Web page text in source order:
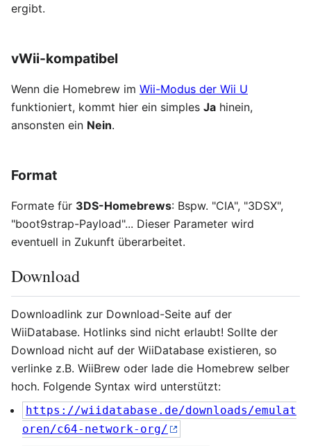
ergibt.
vWii-kompatibel
Wenn die Homebrew im Wii-Modus der Wii U
funktioniert, kommt hier ein simples Ja hinein,
ansonsten ein Nein.
Format
Formate für 3DS-Homebrews: Bspw. "CIA", "3DSX",
"boot9strap-Payload"... Dieser Parameter wird
eventuell in Zukunft überarbeitet.
Download
Downloadlink zur Download-Seite auf der
WiiDatabase. Hotlinks sind nicht erlaubt! Sollte der
Download nicht auf der WiiDatabase existieren, so
verlinke z.B. WiiBrew oder lade die Homebrew selber
hoch. Folgende Syntax wird unterstützt:
https://wiidatabase.de/downloads/emulat
oren/c64-network-org/